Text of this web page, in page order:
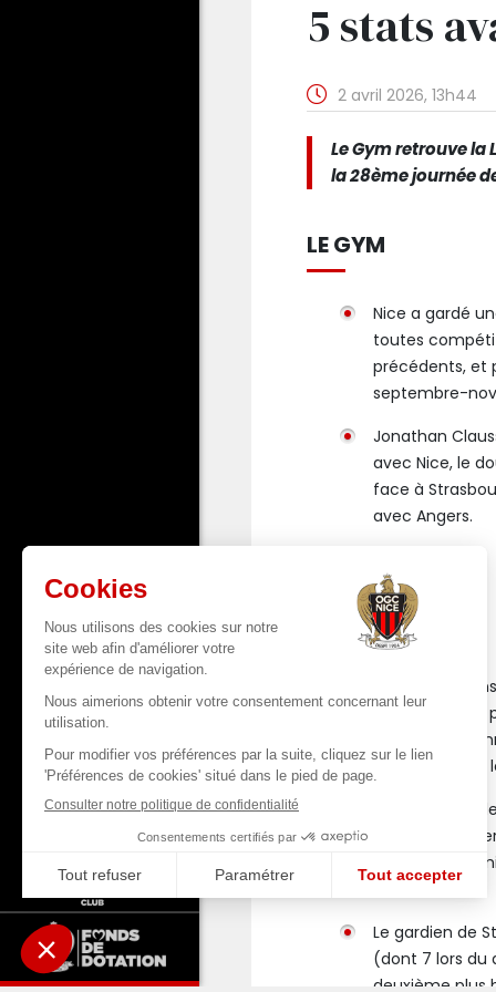
5 stats
2 avril 2026, 13h44
Le Gym retrouve la
la 28ème journée
LE GYM
Nice a gardé
toutes
précédents, et
septembre-
Jonathan
avec Nice, le
face à
avec Angers.
STRASBOURG
Strasbourg a
ayant marqué
45 dernières
2025/26 parmi
Le défenseur
d’attaque
moyenne
Le gardien de
(dont 7 lors du
deuxième plus